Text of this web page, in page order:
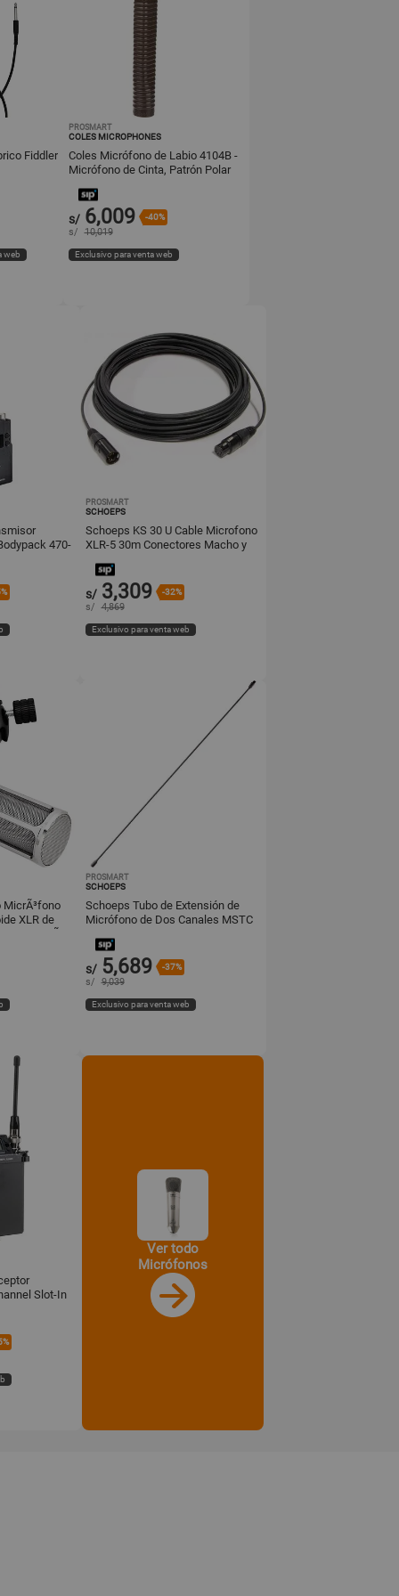
Fiddler
web
PROSMART
COLES MICROPHONES
Coles Micrófono de Labio 4104B -
Micrófono de Cinta, Patrón Polar
s/ 6,009 -40%
s/ 10,019
Exclusivo para venta web
470-
PROSMART
SCHOEPS
Schoeps KS 30 U Cable Microfono
XLR-5 30m Conectores Macho y
s/ 3,309 -32%
s/ 4,869
Exclusivo para venta web
MicrÃ³fono
XLR de
PROSMART
SCHOEPS
Schoeps Tubo de Extensión de
Micrófono de Dos Canales MSTC
s/ 5,689 -37%
s/ 9,039
Exclusivo para venta web
Slot-In
Ver todo
Micrófonos